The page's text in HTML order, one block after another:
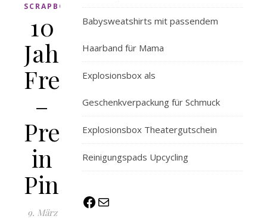
SCRAPBOOK
10
Jahre
–
Pretty
in
Pink
9. März
Babysweatshirts mit passendem
Haarband für Mama
Explosionsbox als
Geschenkverpackung für Schmuck
Explosionsbox Theatergutschein
Reinigungspads Upcycling
Facebook